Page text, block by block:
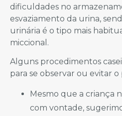
dificuldades no
esvaziamento da urina,
urinária é o tipo mais
miccional.
Alguns procedimentos
para se observar ou evitar
Mesmo que a criança
com vontade,